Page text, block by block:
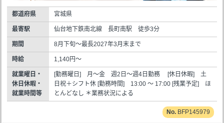
都道府県 宮城県
最寄駅 仙台地下鉄南北線 長町南駅 徒歩3分
期間 8月下旬～最長2027年3月末まで
時給 1,140円～
就業曜日・
休日休暇・
就業時間等
[勤務曜日] 月～金 週2日～週4日勤務 [休日休暇] 土
日祝＋シフト休 [勤務時間] 13:00 ～ 17:00 [残業予定] ほ
とんどなし ＊業務状況による
BFP145979